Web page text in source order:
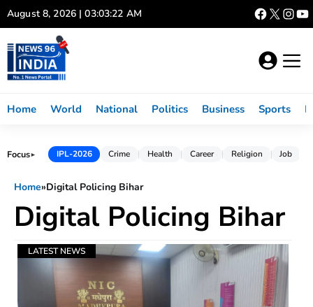
Skip
to
content
August 8, 2026 | 03:03:22 AM
Home World National Politics Business Sports
Focus► IPL-2026 Crime Health Career Religion Job
Home»Digital Policing Bihar
Digital Policing Bihar
LATEST NEWS